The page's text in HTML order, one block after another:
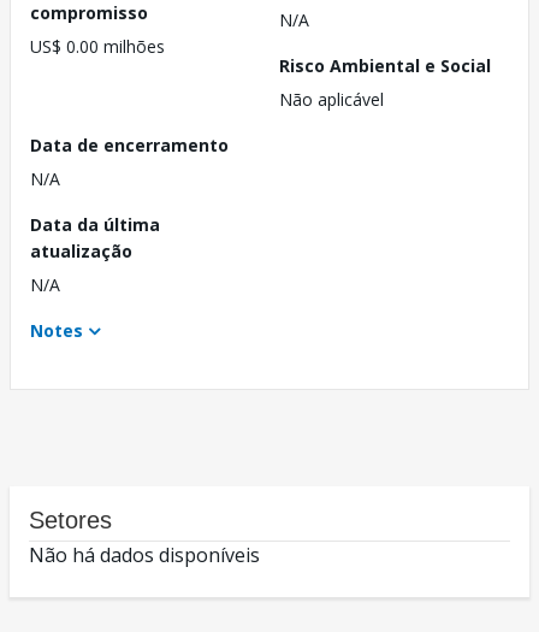
compromisso
US$ 0.00 milhões
N/A
Risco Ambiental e Social
Não aplicável
Data de encerramento
N/A
Data da última
atualização
N/A
Notes
Setores
Não há dados disponíveis